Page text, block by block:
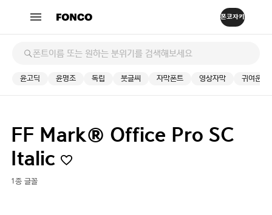
윤고딕 윤명조 독립 붓글씨 자막폰트 영상자막 귀여운
FF Mark® Office Pro SC
Italic
1종 글꼴